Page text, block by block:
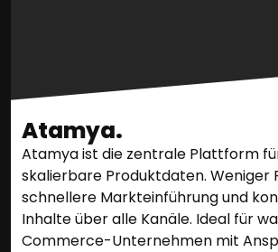
Atamya.
Atamya ist die zentrale Plattform
skalierbare Produktdaten. Weniger
schnellere Markteinführung und
Inhalte über alle Kanäle. Ideal für
Commerce-Unternehmen mit